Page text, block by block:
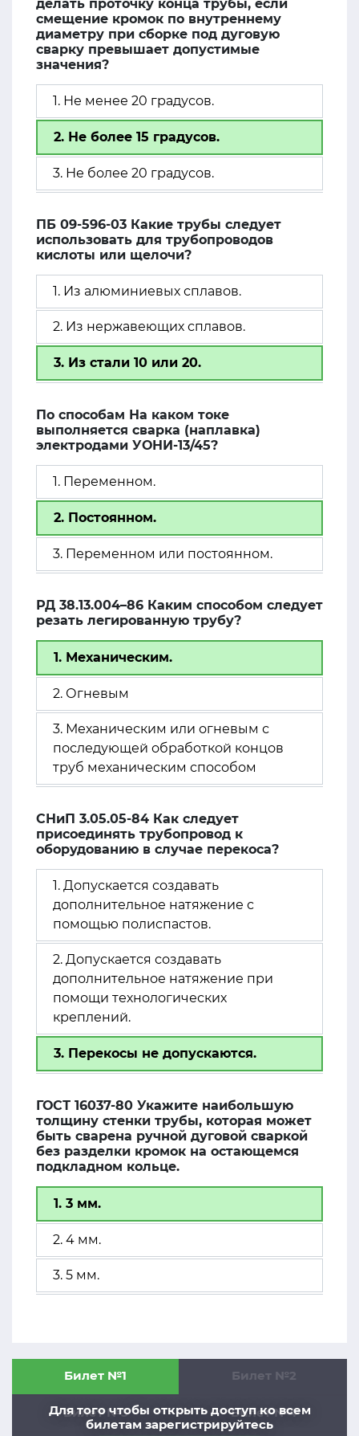
делать проточку конца трубы, если
смещение кромок по внутреннему
диаметру при сборке под дуговую
сварку превышает допустимые
значения?
1. Не менее 20 градусов.
2. Не более 15 градусов.
3. Не более 20 градусов.
ПБ 09-596-03 Какие трубы следует
использовать для трубопроводов
кислоты или щелочи?
1. Из алюминиевых сплавов.
2. Из нержавеющих сплавов.
3. Из стали 10 или 20.
По способам На каком токе
выполняется сварка (наплавка)
электродами УОНИ-13/45?
1. Переменном.
2. Постоянном.
3. Переменном или постоянном.
РД 38.13.004–86 Каким способом следует
резать легированную трубу?
1. Механическим.
2. Огневым
3. Механическим или огневым с
последующей обработкой концов
труб механическим способом
СНиП 3.05.05-84 Как следует
присоединять трубопровод к
оборудованию в случае перекоса?
1. Допускается создавать
дополнительное натяжение с
помощью полиспастов.
2. Допускается создавать
дополнительное натяжение при
помощи технологических
креплений.
3. Перекосы не допускаются.
ГОСТ 16037-80 Укажите наибольшую
толщину стенки трубы, которая может
быть сварена ручной дуговой сваркой
без разделки кромок на остающемся
подкладном кольце.
1. 3 мм.
2. 4 мм.
3. 5 мм.
Для того чтобы открыть доступ ко всем
билетам зарегистрируйтесь
Билет №1 Билет №2
Билет №3 Билет №4